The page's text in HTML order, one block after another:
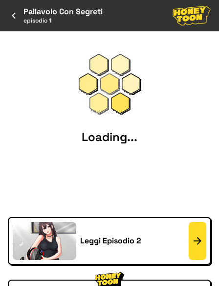
Pallavolo Con Segreti
episodio 1
Loading...
Leggi Episodio 2